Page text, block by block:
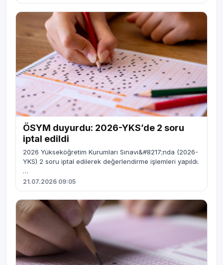
ÖSYM duyurdu: 2026-YKS’de 2 soru
iptal edildi
2026 Yükseköğretim Kurumları Sınavı&#8217;nda (2026-
YKS) 2 soru iptal edilerek değerlendirme işlemleri yapıldı.
…
21.07.2026 09:05